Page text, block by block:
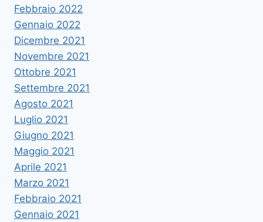
Febbraio 2022
Gennaio 2022
Dicembre 2021
Novembre 2021
Ottobre 2021
Settembre 2021
Agosto 2021
Luglio 2021
Giugno 2021
Maggio 2021
Aprile 2021
Marzo 2021
Febbraio 2021
Gennaio 2021